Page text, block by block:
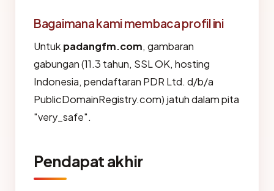
Bagaimana kami membaca profil ini
Untuk padangfm.com, gambaran
gabungan (11.3 tahun, SSL OK, hosting
Indonesia, pendaftaran PDR Ltd. d/b/a
PublicDomainRegistry.com) jatuh dalam pita
"very_safe".
Pendapat akhir